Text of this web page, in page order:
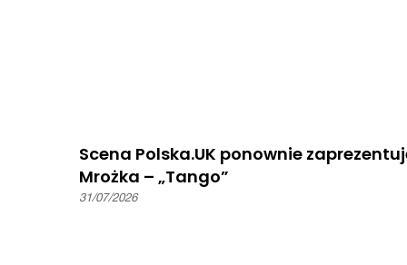
Scena Polska.UK ponownie
Mrożka – „Tango”
31/07/2026